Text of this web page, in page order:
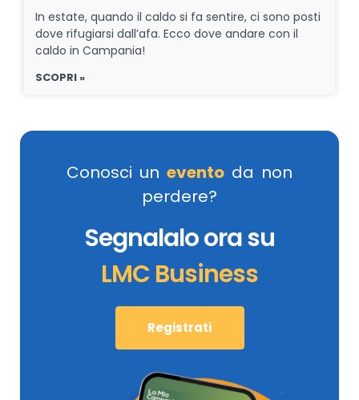
In estate, quando il caldo si fa sentire, ci sono posti
dove rifugiarsi dall’afa. Ecco dove andare con il
caldo in Campania!
SCOPRI »
Conosci un evento da non
perdere?
Segnalalo ora su
LMC Business
Registrati